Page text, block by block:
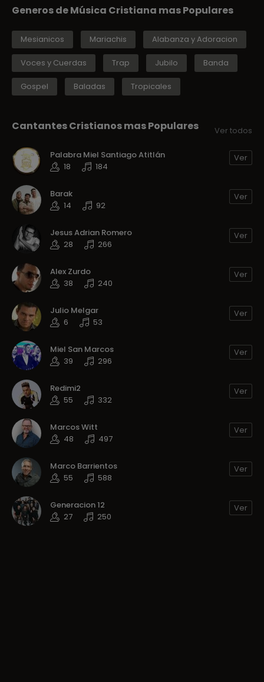
Generos de Música Cristiana mas Populares
Mesianicos Mariachis Alabanza y Adoracion
Voces y Cuerdas Trap Jubilo Banda
Gospel Baladas Tropicales
Cantantes Cristianos mas Populares Ver todos
Palabra Miel Santiago Atitlán
18
184
Ver
Barak
14
92
Ver
Jesus Adrian Romero
28
266
Ver
Alex Zurdo
38
240
Ver
Julio Melgar
6
53
Ver
Miel San Marcos
39
296
Ver
Redimi2
55
332
Ver
Marcos Witt
48
497
Ver
Marco Barrientos
55
588
Ver
Generacion 12
27
250
Ver